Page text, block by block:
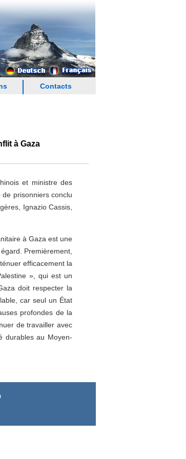
Contacts
à Gaza
et ministre des
prisonniers conclu
Ignazio Cassis,
à Gaza est une
Premièrement,
efficacement la
», qui est un
doit respecter la
car seul un État
profondes de la
de travailler avec
durables au Moyen-